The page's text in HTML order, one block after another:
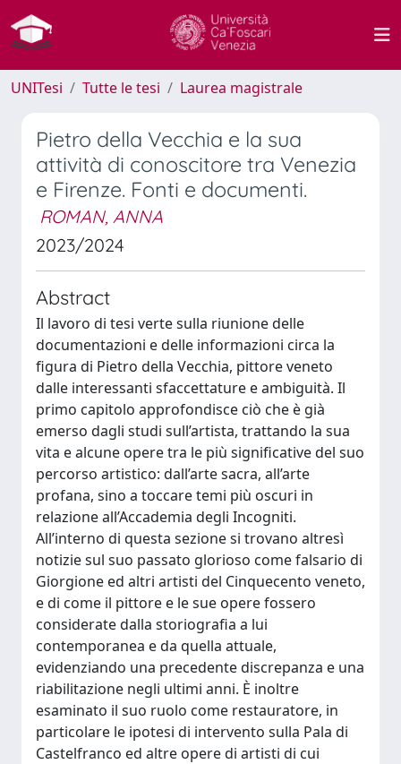
UNITesi Tutte le tesi Laurea magistrale
Pietro della Vecchia e la sua
attività di conoscitore tra Venezia
e Firenze. Fonti e documenti.
ROMAN, ANNA
2023/2024
Abstract
Il lavoro di tesi verte sulla riunione delle
documentazioni e delle informazioni circa la
figura di Pietro della Vecchia, pittore veneto
dalle interessanti sfaccettature e ambiguità. Il
primo capitolo approfondisce ciò che è già
emerso dagli studi sull’artista, trattando la sua
vita e alcune opere tra le più significative del suo
percorso artistico: dall’arte sacra, all’arte
profana, sino a toccare temi più oscuri in
relazione all’Accademia degli Incogniti.
All’interno di questa sezione si trovano altresì
notizie sul suo passato glorioso come falsario di
Giorgione ed altri artisti del Cinquecento veneto,
e di come il pittore e le sue opere fossero
considerate dalla storiografia a lui
contemporanea e da quella attuale,
evidenziando una precedente discrepanza e una
riabilitazione negli ultimi anni. È inoltre
esaminato il suo ruolo come restauratore, in
particolare le ipotesi di intervento sulla Pala di
Castelfranco ed altre opere di artisti di cui